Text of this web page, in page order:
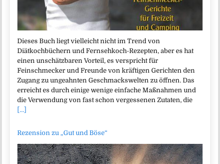
Dieses Buch liegt vielleicht nicht im Trend von
Diätkochbüchern und Fernsehkoch-Rezepten, aber es hat
einen unschätzbaren Vorteil, es verspricht für
Feinschmecker und Freunde von kräftigen Gerichten den
Zugang zu ungeahnten Geschmackswelten zu öffnen. Das
erreicht es durch einige wenige einfache Maßnahmen und
die Verwendung von fast schon vergessenen Zutaten, die
[...]
Rezension zu „Gut und Böse“